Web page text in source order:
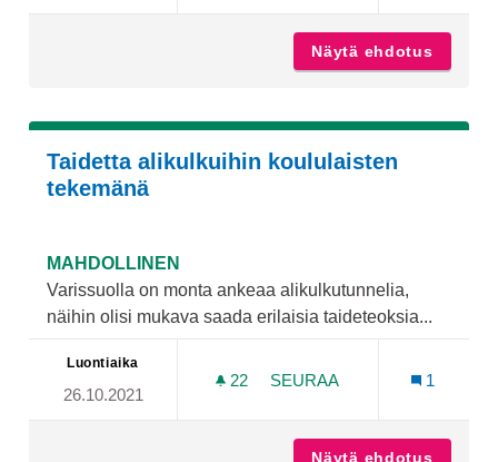
Näytä ehdotus
Taidetta alikulkuihin koululaisten
tekemänä
MAHDOLLINEN
Varissuolla on monta ankeaa alikulkutunnelia,
näihin olisi mukava saada erilaisia taideteoksia...
Luontiaika
26.10.2021
22 22 SEURAAJAA
SEURAA
1
Näytä ehdotus